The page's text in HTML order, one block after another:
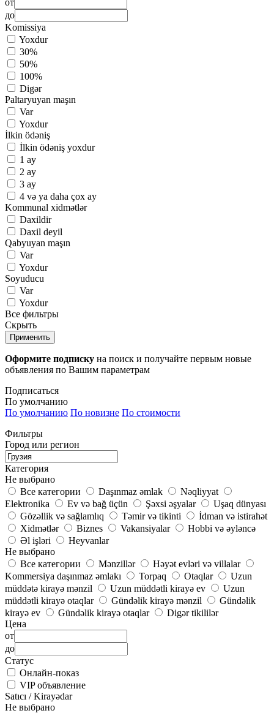
до
Komissiya
Yoxdur
30%
50%
100%
Digər
Paltaryuyan maşın
Var
Yoxdur
İlkin ödəniş
İlkin ödəniş yoxdur
1 ay
2 ay
3 ay
4 və ya daha çox ay
Kommunal xidmətlər
Daxildir
Daxil deyil
Qabyuyan maşın
Var
Yoxdur
Soyuducu
Var
Yoxdur
Все фильтры
Скрыть
Применить
Оформите подписку на поиск и получайте первым новые
объявления по Вашим параметрам
Подписаться
По умолчанию
По умолчанию По новизне По стоимости
Фильтры
Город или регион
Категория
Не выбрано
Все категории
Daşınmaz əmlak
Nəqliyyat
Elektronika
Ev və bağ üçün Şəxsi əşyalar
Uşaq dünyası
Gözəllik və sağlamlıq
Təmir və tikinti
İdman və istirahət
Xidmətlər
Biznes Vakansiyalar
Hobbi və əyləncə
Əl işləri
Heyvanlar
Не выбрано
Все категории
Mənzillər
Həyət evləri və villalar
Kommersiya daşınmaz əmlakı
Torpaq Otaqlar
Uzun
müddətə kirayə mənzil
Uzun müddətli kirayə ev
Uzun
müddətli kirayə otaqlar
Gündəlik kirayə mənzil
Gündəlik
kirayə ev
Gündəlik kirayə otaqlar
Digər tikililər
Цена
от
до
Статус
Онлайн-показ
VIP объявление
Satıcı / Kirayədar
Не выбрано